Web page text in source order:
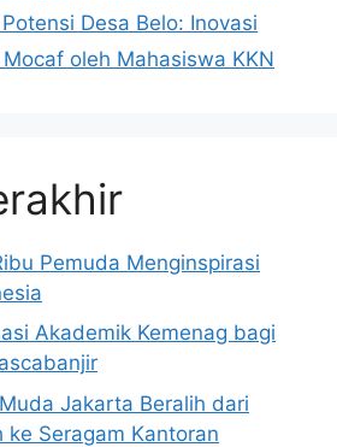
Desa Belo: Inovasi
oleh Mahasiswa KKN
Pemuda Menginspirasi
Akademik Kemenag bagi
Jakarta Beralih dari
ke Seragam Kantoran